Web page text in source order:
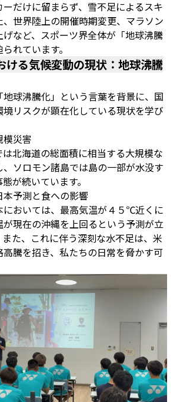
だけに留まらず、雪不足によるスキ
世界陸上の開催時期変更、マラソン
など、スポーツ界全体が「地球沸騰
れています。
ける気候変動の現状：地球沸騰
球沸騰化」という言葉を背景に、国
リスクが顕在化している現状を学び
模災害
北海道の総面積に相当する大規模な
ソロモン諸島では島の一部が水没す
が続いています。
予測と食への影響
においては、最高気温が４５℃近くに
現在の沖縄を上回るという予測が立
た、これに伴う深刻な水不足は、米
騰を招き、私たちの日常を脅かす可